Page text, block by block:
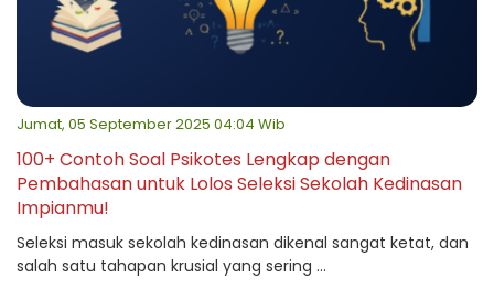
Jumat, 05 September 2025 04:04 Wib
100+ Contoh Soal Psikotes Lengkap dengan
Pembahasan untuk Lolos Seleksi Sekolah Kedinasan
Impianmu!
Seleksi masuk sekolah kedinasan dikenal sangat ketat, dan
salah satu tahapan krusial yang sering ...